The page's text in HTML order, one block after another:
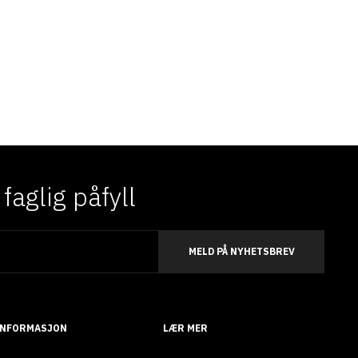
påfyll
MELD PÅ NYHETSBREV
LÆR MER